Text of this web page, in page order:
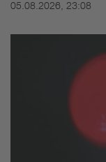
05.08.2026, 23:08